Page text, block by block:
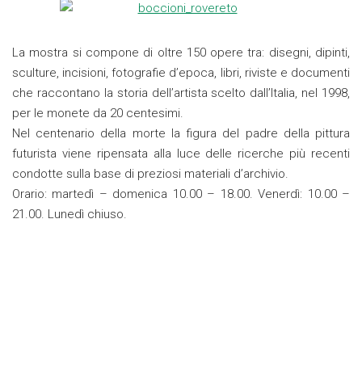
La mostra si compone di oltre 150 opere tra: disegni, dipinti,
sculture, incisioni, fotografie d’epoca, libri, riviste e documenti
che raccontano la storia dell’artista scelto dall’Italia, nel 1998,
per le monete da 20 centesimi.
Nel centenario della morte la figura del padre della pittura
futurista viene ripensata alla luce delle ricerche più recenti
condotte sulla base di preziosi materiali d’archivio.
Orario: martedì – domenica 10.00 – 18.00. Venerdì: 10.00 –
21.00. Lunedì chiuso.